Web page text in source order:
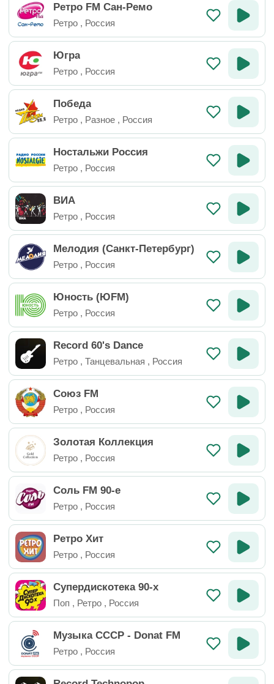
Ретро FM Сан-Ремо
Ретро , Россия
Югра
Ретро , Россия
Победа
Ретро , Разное , Россия
Ностальжи Россия
Ретро , Россия
ВИА
Ретро , Россия
Мелодия (Санкт-Петербург)
Ретро , Россия
Юность (ЮFM)
Ретро , Россия
Record 60's Dance
Ретро , Танцевальная , Россия
Союз FM
Ретро , Россия
Золотая Коллекция
Ретро , Россия
Соль FM 90-е
Ретро , Россия
Ретро Хит
Ретро , Россия
Супердискотека 90-х
Поп , Ретро , Россия
Музыка СССР - Donat FM
Ретро , Россия